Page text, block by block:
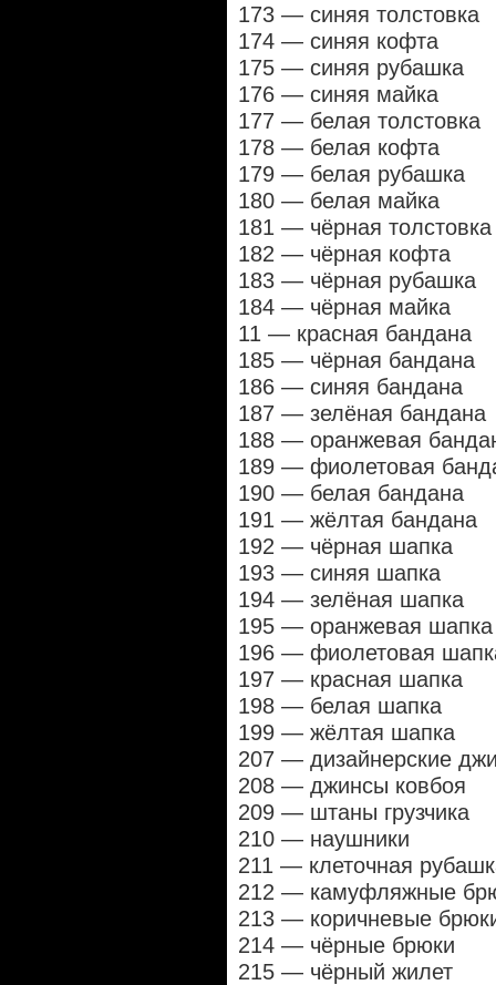
173 — синяя толстовка
174 — синяя кофта
175 — синяя рубашка
176 — синяя майка
177 — белая толстовка
178 — белая кофта
179 — белая рубашка
180 — белая майка
181 — чёрная толстовка
182 — чёрная кофта
183 — чёрная рубашка
184 — чёрная майка
11 — красная бандана
185 — чёрная бандана
186 — синяя бандана
187 — зелёная бандана
188 — оранжевая
189 — фиолетовая
190 — белая бандана
191 — жёлтая бандана
192 — чёрная шапка
193 — синяя шапка
194 — зелёная шапка
195 — оранжевая шапка
196 — фиолетовая
197 — красная шапка
198 — белая шапка
199 — жёлтая шапка
207 — дизайнерские
208 — джинсы ковбоя
209 — штаны грузчика
210 — наушники
211 — клеточная
212 — камуфляжные
213 — коричневые
214 — чёрные брюки
215 — чёрный жилет